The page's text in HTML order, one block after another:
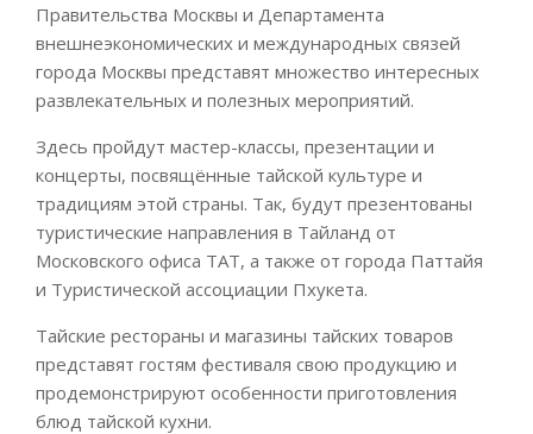
Правительства Москвы и Департамента
внешнеэкономических и международных связей
города Москвы представят множество интересных
развлекательных и полезных мероприятий.
Здесь пройдут мастер-классы, презентации и
концерты, посвящённые тайской культуре и
традициям этой страны. Так, будут презентованы
туристические направления в Тайланд от
Московского офиса ТАТ, а также от города Паттайя
и Туристической ассоциации Пхукета.
Тайские рестораны и магазины тайских товаров
представят гостям фестиваля свою продукцию и
продемонстрируют особенности приготовления
блюд тайской кухни.